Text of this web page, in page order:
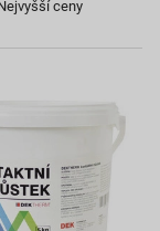
ceny